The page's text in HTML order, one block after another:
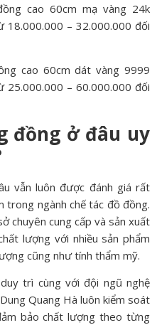
cao 60cm mạ vàng 24k
– 32.000.000 đối
cao 60cm dát vàng 9999
– 60.000.000 đối
đồng ở đâu uy
vẫn luôn được đánh giá rất
trong ngành chế tác đồ đồng.
chuyên cung cấp và sản xuất
lượng với nhiều sản phẩm
cũng như tính thẩm mỹ.
trì cùng với đội ngũ nghệ
Quang Hà luôn kiểm soát
bảo chất lượng theo từng